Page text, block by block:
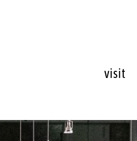
visit